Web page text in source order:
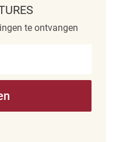
te ontvangen